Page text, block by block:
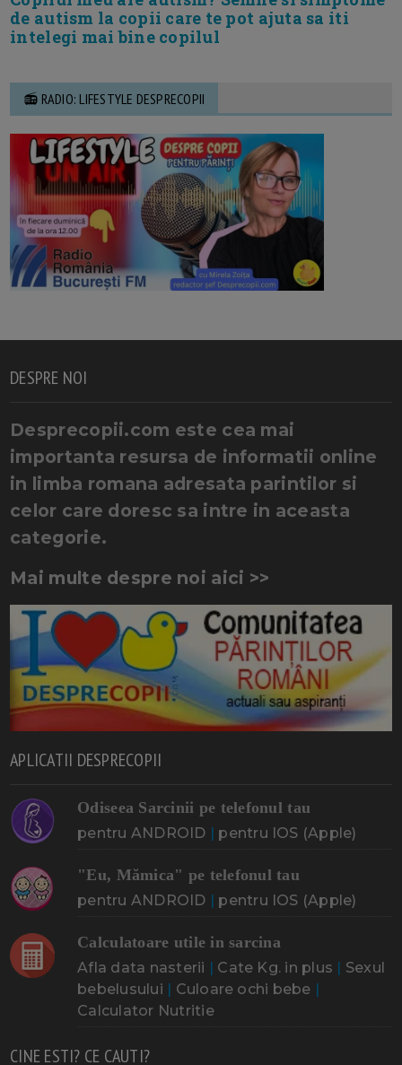
de autism la copii care te pot ajuta sa iti
intelegi mai bine copilul
📻 RADIO: LIFESTYLE DESPRECOPII
DESPRE NOI
Desprecopii.com este cea mai
importanta resursa de informatii online
in limba romana adresata parintilor si
celor care doresc sa intre in aceasta
categorie.
Mai multe despre noi aici >>
APLICATII DESPRECOPII
Odiseea Sarcinii pe telefonul tau
pentru ANDROID pentru IOS (Apple)
"Eu, Mămica" pe telefonul tau
pentru ANDROID pentru IOS (Apple)
Calculatoare utile in sarcina
Afla data nasterii Cate Kg. in plus
Sexul
bebelusului
Culoare ochi bebe
Calculator Nutritie
CINE ESTI? CE CAUTI?